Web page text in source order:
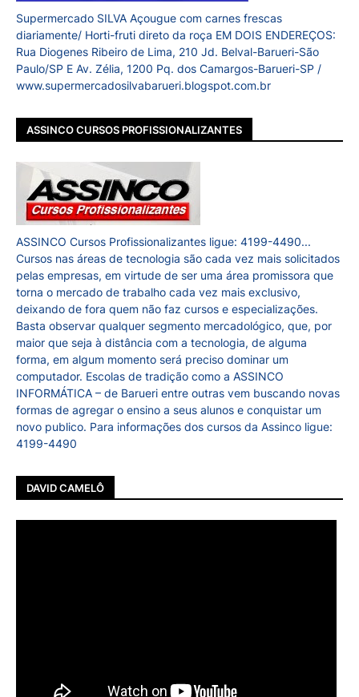
Supermercado SILVA Açougue com carnes frescas
diariamente/ Horti-fruti direto da roça EM DOIS ENDEREÇOS:
Rua Diogenes Ribeiro de Lima, 210 Jd. Belval-Barueri-São
Paulo/SP E Av. Zélia, 1200 Pq. dos Camargos-Barueri-SP /
www.supermercadosilvabarueri.blogspot.com.br
ASSINCO CURSOS PROFISSIONALIZANTES
ASSINCO Cursos Profissionalizantes ligue: 4199-4490...
Cursos nas áreas de tecnologia são cada vez mais solicitados
pelas empresas, em virtude de ser uma área promissora que
torna o mercado de trabalho cada vez mais exclusivo,
deixando de fora quem não faz cursos e especializações.
Basta observar qualquer segmento mercadológico, que, por
maior que seja à distância com a tecnologia, de alguma
forma, em algum momento será preciso dominar um
computador. Escolas de tradição como a ASSINCO
INFORMÁTICA – de Barueri entre outras vem buscando novas
formas de agregar o ensino a seus alunos e conquistar um
novo publico. Para informações dos cursos da Assinco ligue:
4199-4490
DAVID CAMELÔ